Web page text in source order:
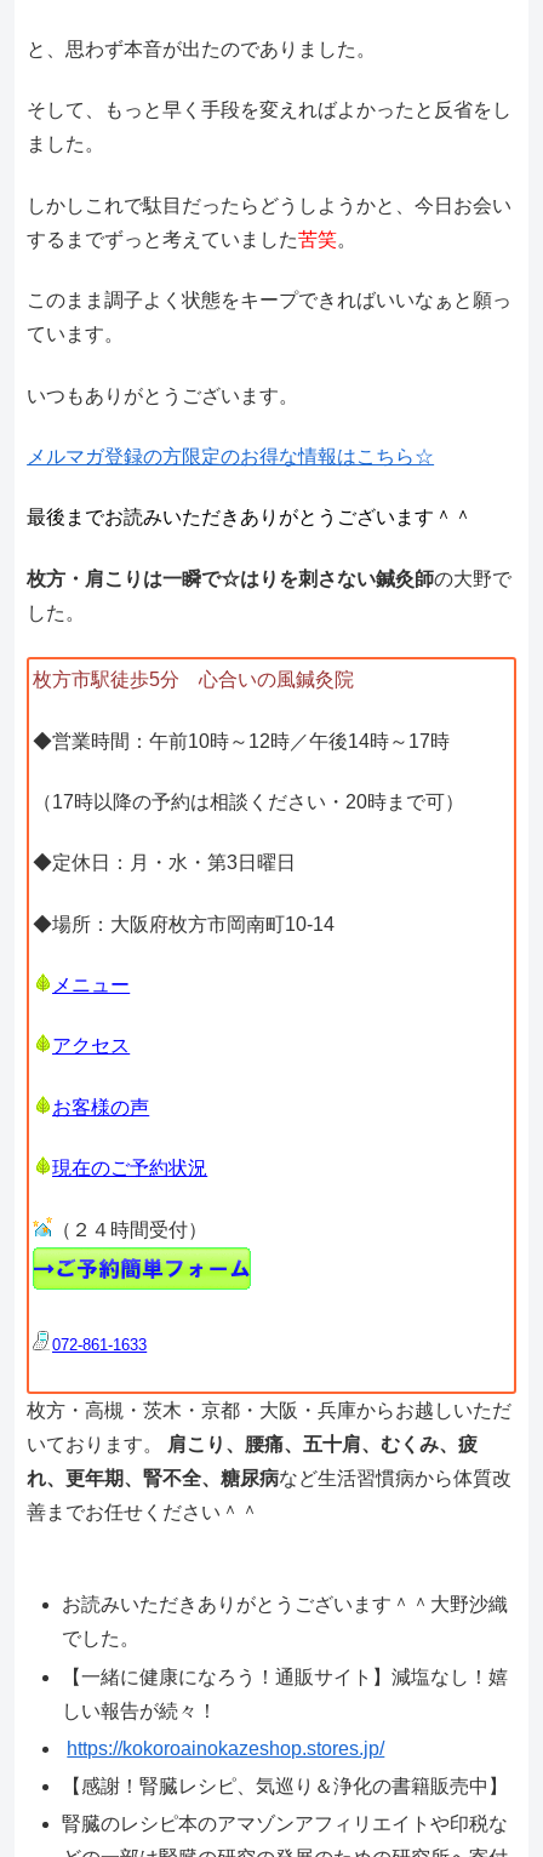
と、思わず本音が出たのでありました。
そして、もっと早く手段を変えればよかったと反省をし
ました。
しかしこれで駄目だったらどうしようかと、今日お会い
するまでずっと考えていました苦笑。
このまま調子よく状態をキープできればいいなぁと願っ
ています。
いつもありがとうございます。
メルマガ登録の方限定のお得な情報はこちら☆
最後までお読みいただきありがとうございます＾＾
枚方・肩こりは一瞬で☆はりを刺さない鍼灸師の大野で
した。
枚方市駅徒歩5分 心合いの風鍼灸院
◆営業時間：午前10時～12時／午後14時～17時
（17時以降の予約は相談ください・20時まで可）
◆定休日：月・水・第3日曜日
◆場所：大阪府枚方市岡南町10-14
メニュー
アクセス
お客様の声
現在のご予約状況
（２４時間受付）
072-861-1633
枚方・高槻・茨木・京都・大阪・兵庫からお越しいただ
いております。 肩こり、腰痛、五十肩、むくみ、疲
れ、更年期、腎不全、糖尿病など生活習慣病から体質改
善までお任せください＾＾
お読みいただきありがとうございます＾＾大野沙織
でした。
【一緒に健康になろう！通販サイト】減塩なし！嬉
しい報告が続々！
https://kokoroainokazeshop.stores.jp/
【感謝！腎臓レシピ、気巡り＆浄化の書籍販売中】
腎臓のレシピ本のアマゾンアフィリエイトや印税な